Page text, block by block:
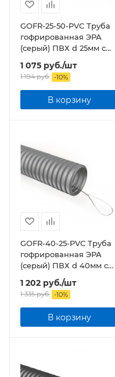
GOFR-25-50-PVС Труба
гофрированная ЭРА
(серый) ПВХ d 25мм с
зонд. легкая 50м бухта
1 075 руб./шт
1 194руб. -10%
В корзину
GOFR-40-25-PVС Труба
гофрированная ЭРА
(серый) ПВХ d 40мм с
зонд. легкая 25м бухта
1 202 руб./шт
1 335руб. -10%
В корзину